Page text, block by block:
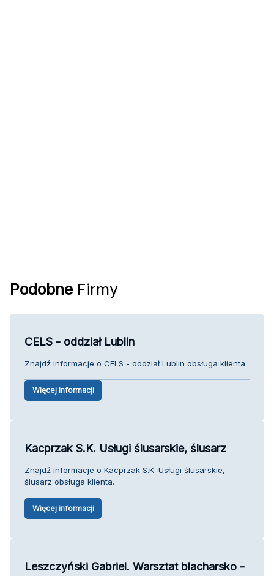
Podobne Firmy
CELS - oddział Lublin
Znajdź informacje o CELS - oddział Lublin obsługa klienta.
Więcej informacji
Kacprzak S.K. Usługi ślusarskie, ślusarz
Znajdź informacje o Kacprzak S.K. Usługi ślusarskie,
ślusarz obsługa klienta.
Więcej informacji
Leszczyński Gabriel. Warsztat blacharsko -